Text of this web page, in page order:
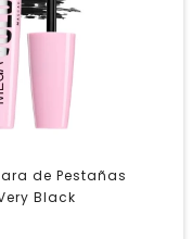
de Pestañas
Black